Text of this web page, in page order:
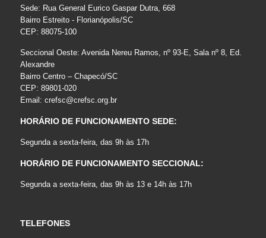
Sede: Rua General Eurico Gaspar Dutra, 668
Bairro Estreito - Florianópolis/SC
CEP: 88075-100
Seccional Oeste: Avenida Nereu Ramos, nº 93-E, Sala nº 8, Ed.
Alexandre
Bairro Centro – Chapecó/SC
CEP: 89801-020
Email: crefsc@crefsc.org.br
HORÁRIO DE FUNCIONAMENTO SEDE:
Segunda a sexta-feira, das 9h às 17h
HORÁRIO DE FUNCIONAMENTO SECCIONAL:
Segunda a sexta-feira, das 9h às 13 e 14h às 17h
TELEFONES